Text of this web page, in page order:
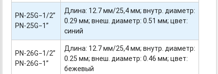
PN-25G−1/2”
PN-25G−1”
Длина: 12.7 мм/25,4 мм; внутр. диаметр:
0.29 мм; внеш. диаметр: 0.51 мм; цвет:
синий
PN-26G−1/2”
PN-26G−1”
Длина: 12.7 мм/25,4 мм; внутр. диаметр:
0.25 мм; внеш. диаметр: 0.46 мм; цвет:
бежевый